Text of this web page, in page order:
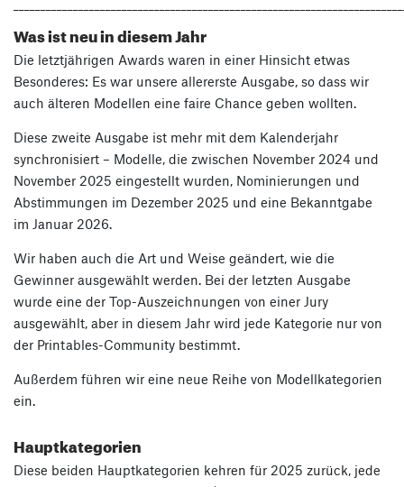
Was ist neu in diesem Jahr
Die letztjährigen Awards waren in einer Hinsicht etwas
Besonderes: Es war unsere allererste Ausgabe, so dass wir
auch älteren Modellen eine faire Chance geben wollten.
Diese zweite Ausgabe ist mehr mit dem Kalenderjahr
synchronisiert – Modelle, die zwischen November 2024 und
November 2025 eingestellt wurden, Nominierungen und
Abstimmungen im Dezember 2025 und eine Bekanntgabe
im Januar 2026.
Wir haben auch die Art und Weise geändert, wie die
Gewinner ausgewählt werden. Bei der letzten Ausgabe
wurde eine der Top-Auszeichnungen von einer Jury
ausgewählt, aber in diesem Jahr wird jede Kategorie nur von
der Printables-Community bestimmt.
Außerdem führen wir eine neue Reihe von Modellkategorien
ein.
Hauptkategorien
Diese beiden Hauptkategorien kehren für 2025 zurück, jede